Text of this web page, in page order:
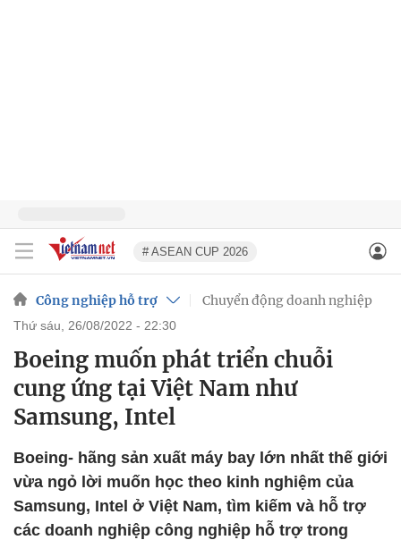
# ASEAN CUP 2026
Công nghiệp hỗ trợ Chuyển động doanh nghiệp
thứ sáu, 26/08/2022 - 22:30
Boeing muốn phát triển chuỗi
cung ứng tại Việt Nam như
Samsung, Intel
Boeing- hãng sản xuất máy bay lớn nhất thế giới
vừa ngỏ lời muốn học theo kinh nghiệm của
Samsung, Intel ở Việt Nam, tìm kiếm và hỗ trợ
các doanh nghiệp công nghiệp hỗ trợ trong